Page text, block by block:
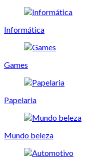
Informática
Games
Papelaria
Mundo beleza